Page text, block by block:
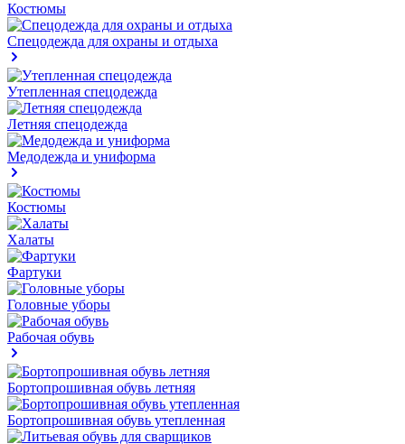
Костюмы
Спецодежда для охраны и отдыха
Утепленная спецодежда
Летняя спецодежда
Медодежда и униформа
Костюмы
Халаты
Фартуки
Головные уборы
Рабочая обувь
Бортопрошивная обувь летняя
Бортопрошивная обувь утепленная